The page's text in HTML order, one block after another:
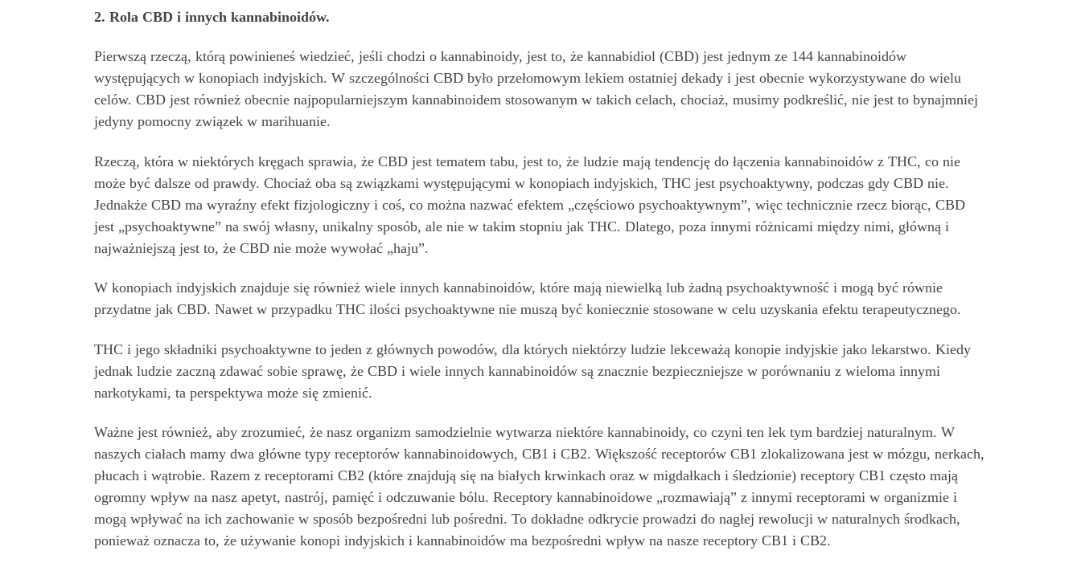
2. Rola CBD i innych kannabinoidów.
Pierwszą rzeczą, którą powinieneś wiedzieć, jeśli chodzi o kannabinoidy, jest to, że kannabidiol (CBD) jest jednym ze 144 kannabinoidów
występujących w konopiach indyjskich. W szczególności CBD było przełomowym lekiem ostatniej dekady i jest obecnie wykorzystywane do wielu
celów. CBD jest również obecnie najpopularniejszym kannabinoidem stosowanym w takich celach, chociaż, musimy podkreślić, nie jest to bynajmniej
jedyny pomocny związek w marihuanie.
Rzeczą, która w niektórych kręgach sprawia, że ​​CBD jest tematem tabu, jest to, że ludzie mają tendencję do łączenia kannabinoidów z THC, co nie
może być dalsze od prawdy. Chociaż oba są związkami występującymi w konopiach indyjskich, THC jest psychoaktywny, podczas gdy CBD nie.
Jednakże CBD ma wyraźny efekt fizjologiczny i coś, co można nazwać efektem „częściowo psychoaktywnym”, więc technicznie rzecz biorąc, CBD
jest „psychoaktywne” na swój własny, unikalny sposób, ale nie w takim stopniu jak THC. Dlatego, poza innymi różnicami między nimi, główną i
najważniejszą jest to, że CBD nie może wywołać „haju”.
W konopiach indyjskich znajduje się również wiele innych kannabinoidów, które mają niewielką lub żadną psychoaktywność i mogą być równie
przydatne jak CBD. Nawet w przypadku THC ilości psychoaktywne nie muszą być koniecznie stosowane w celu uzyskania efektu terapeutycznego.
THC i jego składniki psychoaktywne to jeden z głównych powodów, dla których niektórzy ludzie lekceważą konopie indyjskie jako lekarstwo. Kiedy
jednak ludzie zaczną zdawać sobie sprawę, że CBD i wiele innych kannabinoidów są znacznie bezpieczniejsze w porównaniu z wieloma innymi
narkotykami, ta perspektywa może się zmienić.
Ważne jest również, aby zrozumieć, że nasz organizm samodzielnie wytwarza niektóre kannabinoidy, co czyni ten lek tym bardziej naturalnym. W
naszych ciałach mamy dwa główne typy receptorów kannabinoidowych, CB1 i CB2. Większość receptorów CB1 zlokalizowana jest w mózgu, nerkach,
płucach i wątrobie. Razem z receptorami CB2 (które znajdują się na białych krwinkach oraz w migdałkach i śledzionie) receptory CB1 często mają
ogromny wpływ na nasz apetyt, nastrój, pamięć i odczuwanie bólu. Receptory kannabinoidowe „rozmawiają” z innymi receptorami w organizmie i
mogą wpływać na ich zachowanie w sposób bezpośredni lub pośredni. To dokładne odkrycie prowadzi do nagłej rewolucji w naturalnych środkach,
ponieważ oznacza to, że używanie konopi indyjskich i kannabinoidów ma bezpośredni wpływ na nasze receptory CB1 i CB2.